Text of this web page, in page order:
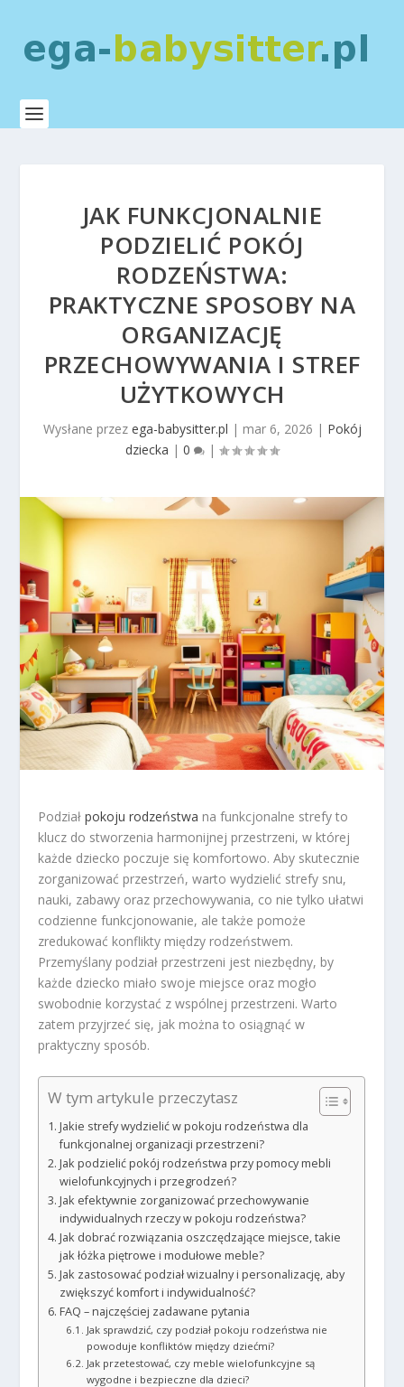
JAK FUNKCJONALNIE
PODZIELIĆ POKÓJ
RODZEŃSTWA:
PRAKTYCZNE SPOSOBY NA
ORGANIZACJĘ
PRZECHOWYWANIA I STREF
UŻYTKOWYCH
Wysłane przez ega-babysitter.pl | mar 6, 2026 | Pokój
dziecka | 0 |
Podziałpokoju rodzeństwa na funkcjonalne strefy to
klucz do stworzenia harmonijnej przestrzeni, w której
każde dziecko poczuje się komfortowo. Aby skutecznie
zorganizować przestrzeń, warto wydzielić strefy snu,
nauki, zabawy oraz przechowywania, co nie tylko ułatwi
codzienne funkcjonowanie, ale także pomoże
zredukować konflikty między rodzeństwem.
Przemyślany podział przestrzeni jest niezbędny, by
każde dziecko miało swoje miejsce oraz mogło
swobodnie korzystać z wspólnej przestrzeni. Warto
zatem przyjrzeć się, jak można to osiągnąć w
praktyczny sposób.
W tym artykule przeczytasz
Jakie strefy wydzielić w pokoju rodzeństwa dla
funkcjonalnej organizacji przestrzeni?
Jak podzielić pokój rodzeństwa przy pomocy mebli
wielofunkcyjnych i przegrodzeń?
Jak efektywnie zorganizować przechowywanie
indywidualnych rzeczy w pokoju rodzeństwa?
Jak dobrać rozwiązania oszczędzające miejsce, takie
jak łóżka piętrowe i modułowe meble?
Jak zastosować podział wizualny i personalizację, aby
zwiększyć komfort i indywidualność?
FAQ – najczęściej zadawane pytania
Jak sprawdzić, czy podział pokoju rodzeństwa nie
powoduje konfliktów między dziećmi?
Jak przetestować, czy meble wielofunkcyjne są
wygodne i bezpieczne dla dzieci?